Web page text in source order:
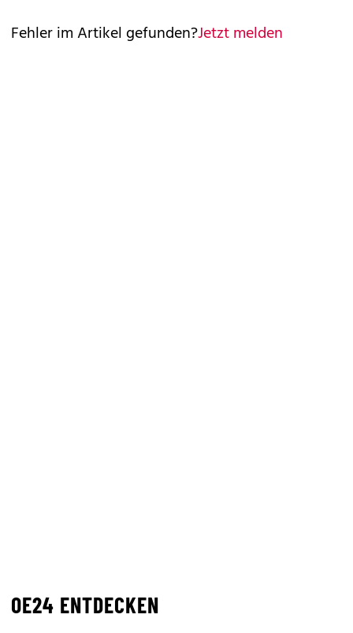
Fehler im Artikel gefunden?Jetzt melden
OE24 ENTDECKEN